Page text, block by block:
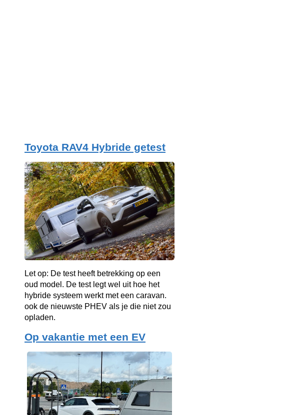
Toyota RAV4 Hybride getest
Let op: De test heeft betrekking op een
oud model. De test legt wel uit hoe het
hybride systeem werkt met een caravan.
ook de nieuwste PHEV als je die niet zou
opladen.
Op vakantie met een EV